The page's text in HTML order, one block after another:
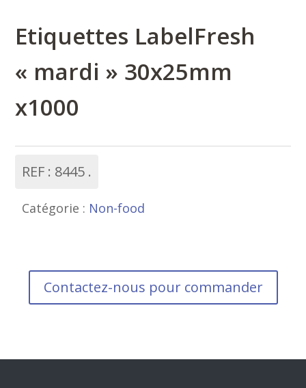
Etiquettes LabelFresh
« mardi » 30x25mm
x1000
REF : 8445
Catégorie : Non-food
Contactez-nous pour commander